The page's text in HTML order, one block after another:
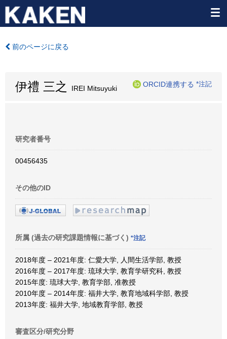
前のページに戻る
伊禮 三之 IREI Mitsuyuki
ORCID連携する *注記
研究者番号
00456435
その他のID
所属 (過去の研究課題情報に基づく) *注記
2018年度 – 2021年度: 仁愛大学, 人間生活学部, 教授
2016年度 – 2017年度: 琉球大学, 教育学研究科, 教授
2015年度: 琉球大学, 教育学部, 准教授
2010年度 – 2014年度: 福井大学, 教育地域科学部, 教授
2013年度: 福井大学, 地域教育学部, 教授
審査区分/研究分野